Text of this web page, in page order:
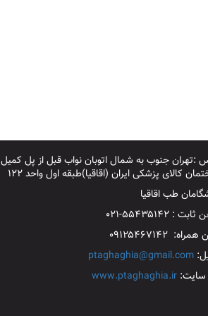
:تهران جنوب به شمال اتوبان نواب قبل از پل کمیل
کالای پزشکی ایران (اقاقیا)طبقه اول واحد ۱۲۲
طب اقاقیا
: ۵۵۴۳۵۱۴۲-۰۲۱
۰۹۱۲۵۴۶۷۱۴۲
ptaghaghia@gmail.com
www.ptaghaghia.ir